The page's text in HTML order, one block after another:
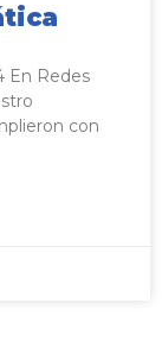
En Redes
con